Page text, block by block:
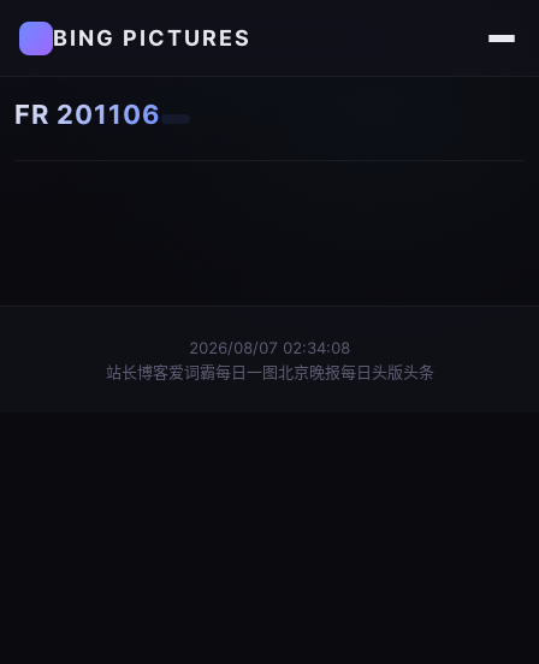
BING PICTURES
FR 201106
2026/08/07 02:34:08
站长博客爱词霸每日一图北京晚报每日头版头条